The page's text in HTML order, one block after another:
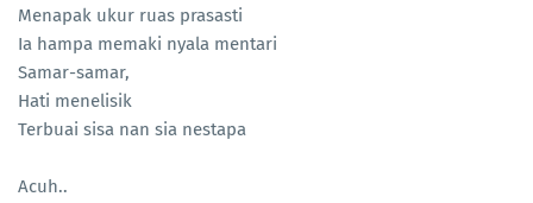
Menapak ukur ruas prasasti
Ia hampa memaki nyala mentari
Samar-samar,
Hati menelisik
Terbuai sisa nan sia nestapa
Acuh..